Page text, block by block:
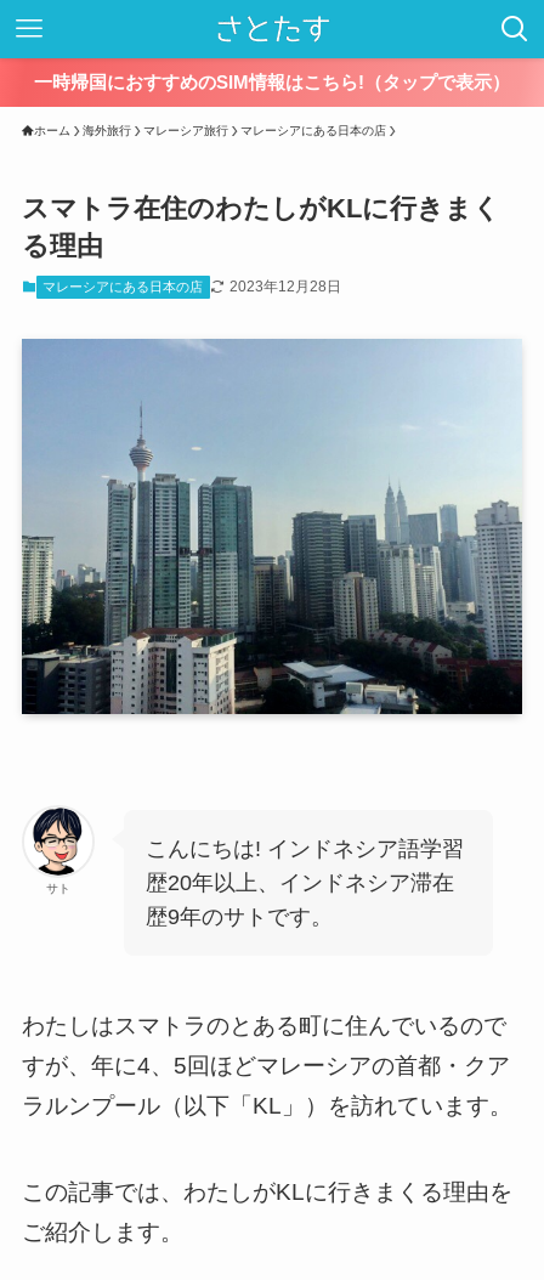
一時帰国におすすめのSIM情報はこちら!（タップで表示）
ホーム 海外旅行 マレーシア旅行 マレーシアにある日本の店
スマトラ在住のわたしがKLに行きまく
る理由
マレーシアにある日本の店 2023年12月28日
サト
こんにちは! インドネシア語学習
歴20年以上、インドネシア滞在
歴9年のサトです。
わたしはスマトラのとある町に住んでいるので
すが、年に4、5回ほどマレーシアの首都・クア
ラルンプール（以下「KL」）を訪れています。
この記事では、わたしがKLに行きまくる理由を
ご紹介します。